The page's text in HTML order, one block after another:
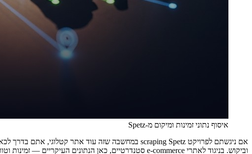
איסוף נתוני זמינות ומיקום מ-Spetz